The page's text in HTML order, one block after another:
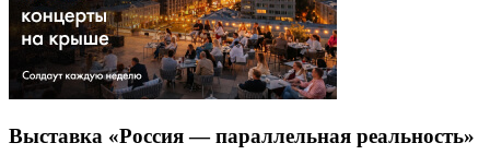
Выставка «Россия — параллельная реальность»